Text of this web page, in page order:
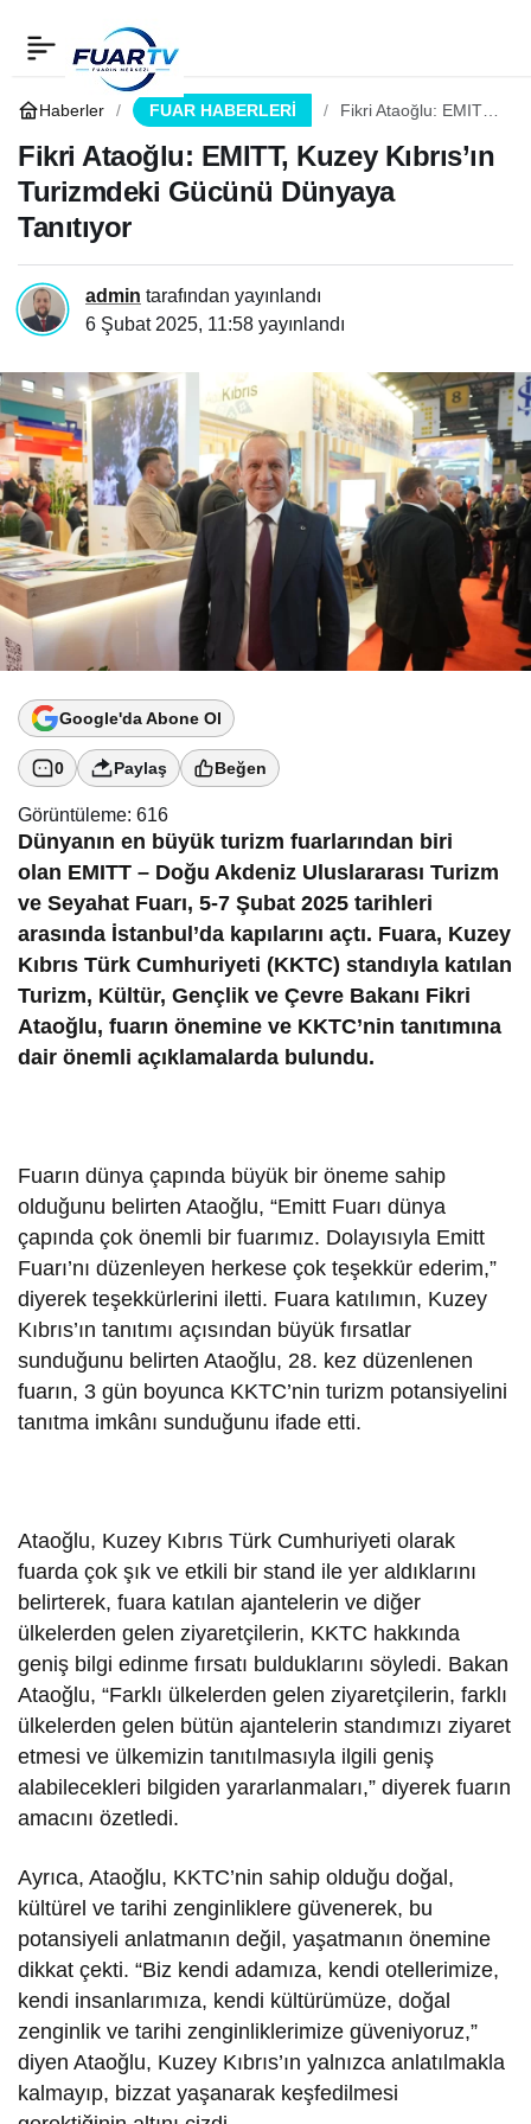
Haberler FUAR HABERLERİ
Fikri Ataoğlu: EMITT,
Turizmdeki Gücünü
Dünyaya Tanıtıyor
Fikri Ataoğlu: EMITT, Kuzey Kıbrıs’ın
Turizmdeki Gücünü Dünyaya
Tanıtıyor
admin tarafından yayınlandı
6 Şubat 2025, 11:58 yayınlandı
Google'da Abone Ol
0 Paylaş Beğen
Görüntüleme: 616
Dünyanın en büyük turizm fuarlarından biri
olan EMITT – Doğu Akdeniz Uluslararası Turizm
ve Seyahat Fuarı, 5-7 Şubat 2025 tarihleri
arasında İstanbul’da kapılarını açtı. Fuara, Kuzey
Kıbrıs Türk Cumhuriyeti (KKTC) standıyla katılan
Turizm, Kültür, Gençlik ve Çevre Bakanı Fikri
Ataoğlu, fuarın önemine ve KKTC’nin tanıtımına
dair önemli açıklamalarda bulundu.
Fuarın dünya çapında büyük bir öneme sahip
olduğunu belirten Ataoğlu, “Emitt Fuarı dünya
çapında çok önemli bir fuarımız. Dolayısıyla Emitt
Fuarı’nı düzenleyen herkese çok teşekkür ederim,”
diyerek teşekkürlerini iletti. Fuara katılımın, Kuzey
Kıbrıs’ın tanıtımı açısından büyük fırsatlar
sunduğunu belirten Ataoğlu, 28. kez düzenlenen
fuarın, 3 gün boyunca KKTC’nin turizm potansiyelini
tanıtma imkânı sunduğunu ifade etti.
Ataoğlu, Kuzey Kıbrıs Türk Cumhuriyeti olarak
fuarda çok şık ve etkili bir stand ile yer aldıklarını
belirterek, fuara katılan ajantelerin ve diğer
ülkelerden gelen ziyaretçilerin, KKTC hakkında
geniş bilgi edinme fırsatı bulduklarını söyledi. Bakan
Ataoğlu, “Farklı ülkelerden gelen ziyaretçilerin, farklı
ülkelerden gelen bütün ajantelerin standımızı ziyaret
etmesi ve ülkemizin tanıtılmasıyla ilgili geniş
alabilecekleri bilgiden yararlanmaları,” diyerek fuarın
amacını özetledi.
Ayrıca, Ataoğlu, KKTC’nin sahip olduğu doğal,
kültürel ve tarihi zenginliklere güvenerek, bu
potansiyeli anlatmanın değil, yaşatmanın önemine
dikkat çekti. “Biz kendi adamıza, kendi otellerimize,
kendi insanlarımıza, kendi kültürümüze, doğal
zenginlik ve tarihi zenginliklerimize güveniyoruz,”
diyen Ataoğlu, Kuzey Kıbrıs’ın yalnızca anlatılmakla
kalmayıp, bizzat yaşanarak keşfedilmesi
Fikri Ataoğlu: EMITT,
Kuzey Kıbrıs’ın
Turizmdeki Gücünü
Dünyaya Tanıtıyor